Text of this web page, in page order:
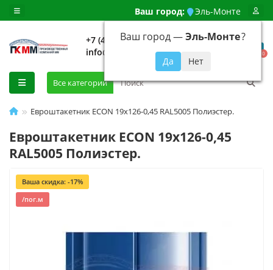
Ваш город: Эль-Монте
Ваш город —Эль-Монте?
+7 (499) 648-92-94
info@evroshtaketnikmoskva.ru
0
Все категории
Евроштакетник ECON 19х126-0,45 RAL5005 Полиэстер.
Евроштакетник ECON 19х126-0,45
RAL5005 Полиэстер.
Ваша скидка: -17%
/пог.м